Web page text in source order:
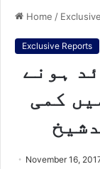
Home /
Exclusive Reports
ہونے
کمی
November 16,